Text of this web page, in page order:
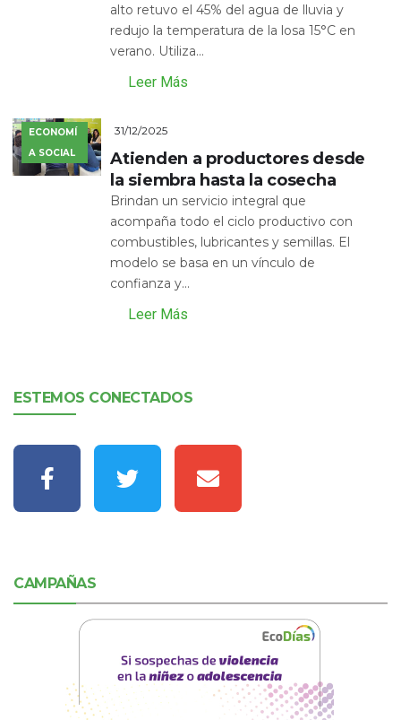
alto retuvo el 45% del agua de lluvia y
redujo la temperatura de la losa 15°C en
verano. Utiliza...
Leer Más
ECONOMÍ
A SOCIAL
31/12/2025
Atienden a productores desde
la siembra hasta la cosecha
Brindan un servicio integral que
acompaña todo el ciclo productivo con
combustibles, lubricantes y semillas. El
modelo se basa en un vínculo de
confianza y...
Leer Más
ESTEMOS CONECTADOS
CAMPAÑAS